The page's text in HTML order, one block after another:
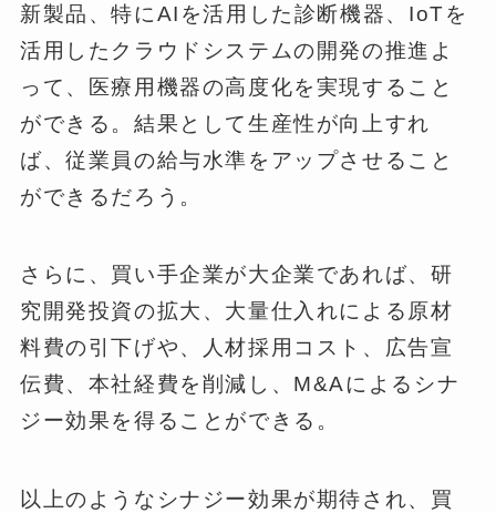
新製品、特にAIを活用した診断機器、IoTを
活用したクラウドシステムの開発の推進よ
って、医療用機器の高度化を実現すること
ができる。結果として生産性が向上すれ
ば、従業員の給与水準をアップさせること
ができるだろう。
さらに、買い手企業が大企業であれば、研
究開発投資の拡大、大量仕入れによる原材
料費の引下げや、人材採用コスト、広告宣
伝費、本社経費を削減し、M&Aによるシナ
ジー効果を得ることができる。
以上のようなシナジー効果が期待され、買